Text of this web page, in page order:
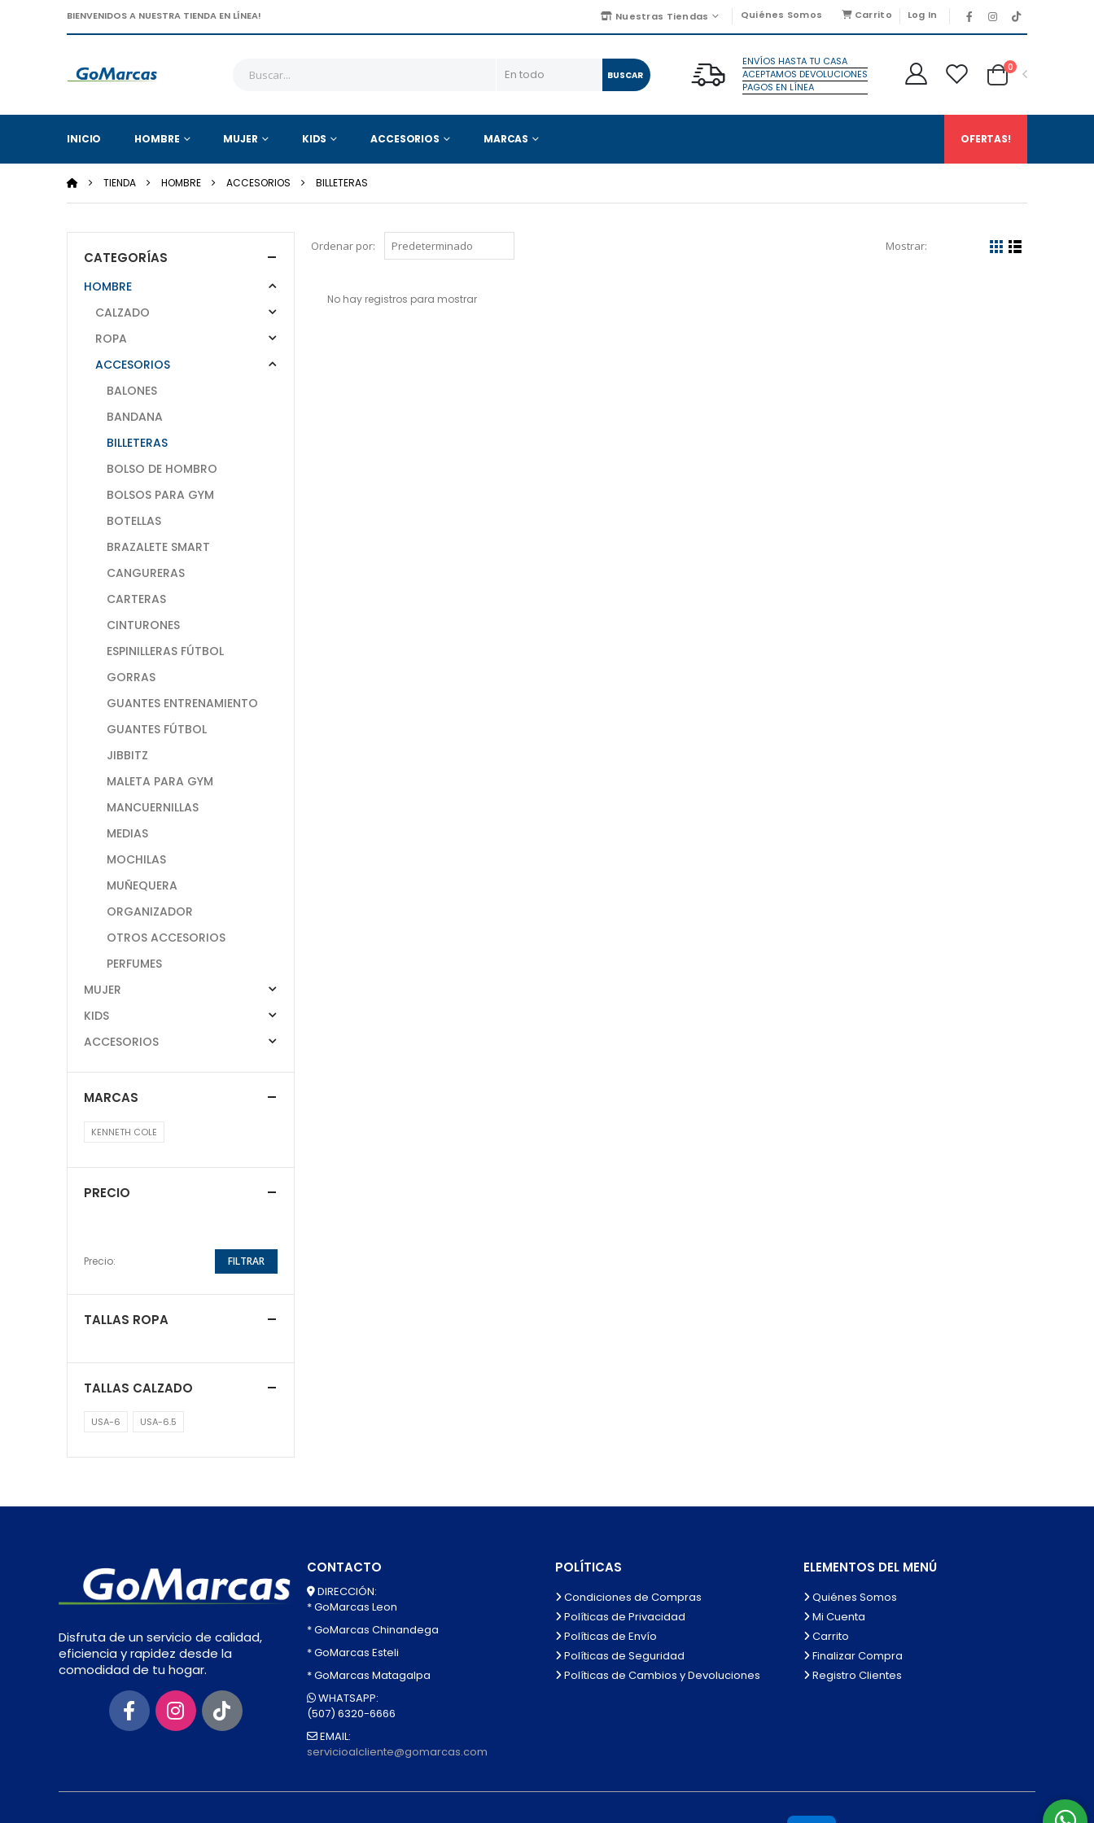
BIENVENIDOS A NUESTRA TIENDA EN LÍNEA! Nuestras Tiendas Quiénes Somos Carrito Log In
BUSCAR
ENVÍOS HASTA TU CASA
ACEPTAMOS DEVOLUCIONES
PAGOS EN LÍNEA
0
INICIO HOMBRE MUJER KIDS ACCESORIOS MARCAS OFERTAS!
TIENDA HOMBRE ACCESORIOS BILLETERAS
Ordenar por: Mostrar:
No hay registros para mostrar
CATEGORÍAS
HOMBRE
CALZADO
ROPA
ACCESORIOS
BALONES
BANDANA
BILLETERAS
BOLSO DE HOMBRO
BOLSOS PARA GYM
BOTELLAS
BRAZALETE SMART
CANGURERAS
CARTERAS
CINTURONES
ESPINILLERAS FÚTBOL
GORRAS
GUANTES ENTRENAMIENTO
GUANTES FÚTBOL
JIBBITZ
MALETA PARA GYM
MANCUERNILLAS
MEDIAS
MOCHILAS
MUÑEQUERA
ORGANIZADOR
OTROS ACCESORIOS
PERFUMES
MUJER
KIDS
ACCESORIOS
MARCAS
KENNETH COLE
PRECIO
Precio: FILTRAR
TALLAS ROPA
TALLAS CALZADO
USA-6 USA-6.5
Disfruta de un servicio de calidad,
eficiencia y rapidez desde la
comodidad de tu hogar.
CONTACTO
DIRECCIÓN:
* GoMarcas Leon
* GoMarcas Chinandega
* GoMarcas Esteli
* GoMarcas Matagalpa
WHATSAPP:
(507) 6320-6666
EMAIL:
servicioalcliente@gomarcas.com
POLÍTICAS
Condiciones de Compras
Políticas de Privacidad
Políticas de Envío
Políticas de Seguridad
Políticas de Cambios y Devoluciones
ELEMENTOS DEL MENÚ
Quiénes Somos
Mi Cuenta
Carrito
Finalizar Compra
Registro Clientes